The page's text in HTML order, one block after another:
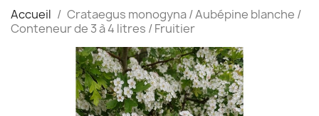
Accueil
Crataegus monogyna / Aubépine blanche /
Conteneur de 3 à 4 litres / Fruitier